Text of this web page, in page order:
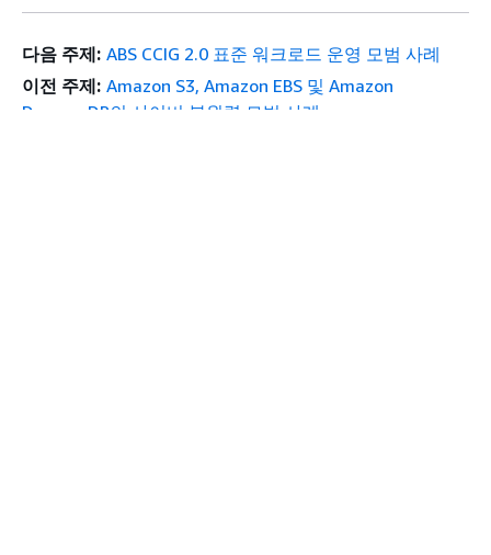
AWS 파트
section4a-
govern-
dynamodb-
throughput-limit-
다음 주제: ABS CCIG 2.0 표준 워크로드 운영 모범 사례
이전 주제: Amazon S3, Amazon EBS 및 Amazon
DynamoDB의 사이버 복원력 모범 사례